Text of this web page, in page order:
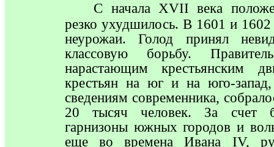
С начала XVII века
резко ухудшилось. В 1601 и 1602
неурожаи. Голод принял
классовую борьбу.
нарастающим крестьянским
крестьян на юг и на юго-
сведениям современника,
20 тысяч человек. За счет
гарнизоны южных городов и
еще во времена Ивана IV,